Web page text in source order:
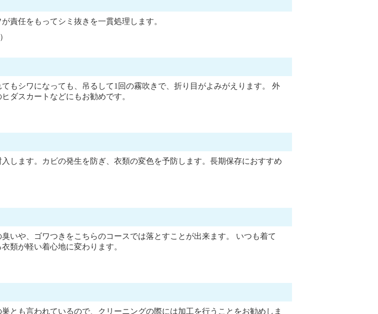
責任をもってシミ抜きを一貫処理します。
もシワになっても、吊るして1回の霧吹きで、折り目がよみがえります。 外
ダスカートなどにもお勧めです。
します。カビの発生を防ぎ、衣類の変色を予防します。長期保存におすすめ
いや、ゴワつきをこちらのコースでは落とすことが出来ます。 いつも着て
類が軽い着心地に変わります。
とも言われているので、クリーニングの際には加工を行うことをお勧めしま